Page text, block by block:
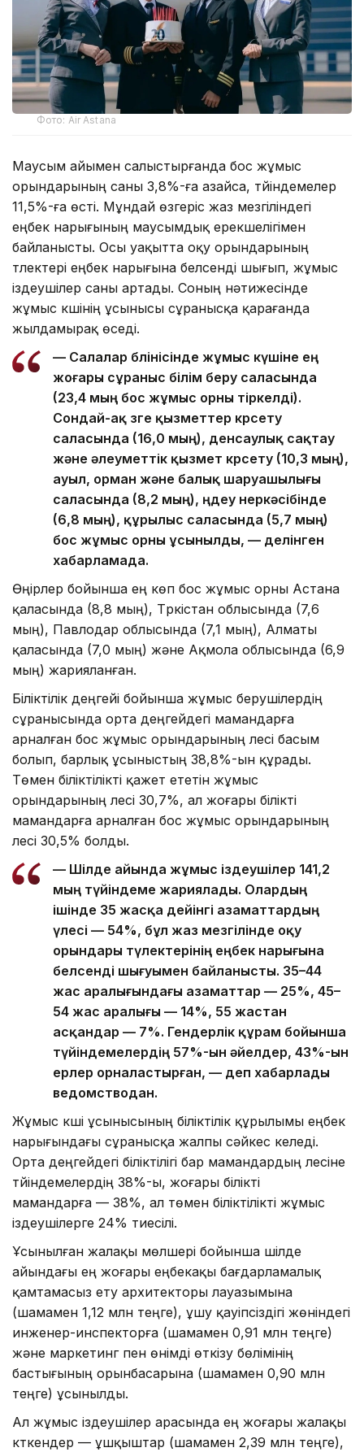
Фото: Air Astana
Маусым айымен салыстырғанда бос жұмыс
орындарының саны 3,8%-ға азайса, түйіндемелер
11,5%-ға өсті. Мұндай өзгеріс жаз мезгіліндегі
еңбек нарығының маусымдық ерекшелігімен
байланысты. Осы уақытта оқу орындарының
түлектері еңбек нарығына белсенді шығып, жұмыс
іздеушілер саны артады. Соның нәтижесінде
жұмыс күшінің ұсынысы сұранысқа қарағанда
жылдамырақ өседі.
— Салалар бөлінісінде жұмыс күшіне ең
жоғары сұраныс білім беру саласында
(23,4 мың бос жұмыс орны тіркелді).
Сондай-ақ өзге қызметтер көрсету
саласында (16,0 мың), денсаулық сақтау
және әлеуметтік қызмет көрсету (10,3 мың),
ауыл, орман және балық шаруашылығы
саласында (8,2 мың), өңдеу өнеркәсібінде
(6,8 мың), құрылыс саласында (5,7 мың)
бос жұмыс орны ұсынылды, — делінген
хабарламада.
Өңірлер бойынша ең көп бос жұмыс орны Астана
қаласында (8,8 мың), Түркістан облысында (7,6
мың), Павлодар облысында (7,1 мың), Алматы
қаласында (7,0 мың) және Ақмола облысында (6,9
мың) жарияланған.
Біліктілік деңгейі бойынша жұмыс берушілердің
сұранысында орта деңгейдегі мамандарға
арналған бос жұмыс орындарының үлесі басым
болып, барлық ұсыныстың 38,8%-ын құрады.
Төмен біліктілікті қажет ететін жұмыс
орындарының үлесі 30,7%, ал жоғары білікті
мамандарға арналған бос жұмыс орындарының
үлесі 30,5% болды.
— Шілде айында жұмыс іздеушілер 141,2
мың түйіндеме жариялады. Олардың
ішінде 35 жасқа дейінгі азаматтардың
үлесі — 54%, бұл жаз мезгілінде оқу
орындары түлектерінің еңбек нарығына
белсенді шығуымен байланысты. 35–44
жас аралығындағы азаматтар — 25%, 45–
54 жас аралығы — 14%, 55 жастан
асқандар — 7%. Гендерлік құрам бойынша
түйіндемелердің 57%-ын әйелдер, 43%-ын
ерлер орналастырған, — деп хабарлады
ведомстводан.
Жұмыс күші ұсынысының біліктілік құрылымы еңбек
нарығындағы сұранысқа жалпы сәйкес келеді.
Орта деңгейдегі біліктілігі бар мамандардың үлесіне
түйіндемелердің 38%-ы, жоғары білікті
мамандарға — 38%, ал төмен біліктілікті жұмыс
іздеушілерге 24% тиесілі.
Ұсынылған жалақы мөлшері бойынша шілде
айындағы ең жоғары еңбекақы бағдарламалық
қамтамасыз ету архитекторы лауазымына
(шамамен 1,12 млн теңге), ұшу қауіпсіздігі жөніндегі
инженер-инспекторға (шамамен 0,91 млн теңге)
және маркетинг пен өнімді өткізу бөлімінің
бастығының орынбасарына (шамамен 0,90 млн
теңге) ұсынылды.
Ал жұмыс іздеушілер арасында ең жоғары жалақы
күткендер — ұшқыштар (шамамен 2,39 млн теңге),